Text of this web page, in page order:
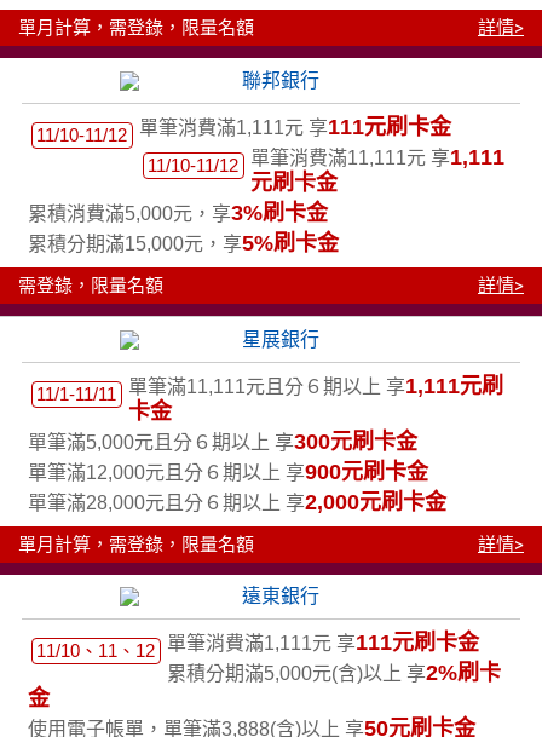
單月計算，需登錄，限量名額 詳情>
11/10-11/12 單筆消費滿1,111元 享111元刷卡金
11/10-11/12 單筆消費滿11,111元 享1,111
元刷卡金
累積消費滿5,000元，享3%刷卡金
累積分期滿15,000元，享5%刷卡金
需登錄，限量名額 詳情>
11/1-11/11 單筆滿11,111元且分６期以上 享1,111元刷
卡金
單筆滿5,000元且分６期以上 享300元刷卡金
單筆滿12,000元且分６期以上 享900元刷卡金
單筆滿28,000元且分６期以上 享2,000元刷卡金
單月計算，需登錄，限量名額 詳情>
11/10、11、12 單筆消費滿1,111元 享111元刷卡金
累積分期滿5,000元(含)以上 享2%刷卡
金
使用電子帳單，單筆滿3,888(含)以上 享50元刷卡金